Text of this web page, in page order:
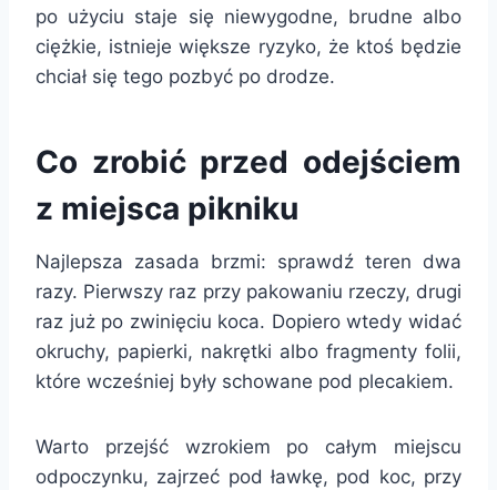
po użyciu staje się niewygodne, brudne albo
ciężkie, istnieje większe ryzyko, że ktoś będzie
chciał się tego pozbyć po drodze.
Co zrobić przed odejściem
z miejsca pikniku
Najlepsza zasada brzmi: sprawdź teren dwa
razy. Pierwszy raz przy pakowaniu rzeczy, drugi
raz już po zwinięciu koca. Dopiero wtedy widać
okruchy, papierki, nakrętki albo fragmenty folii,
które wcześniej były schowane pod plecakiem.
Warto przejść wzrokiem po całym miejscu
odpoczynku, zajrzeć pod ławkę, pod koc, przy